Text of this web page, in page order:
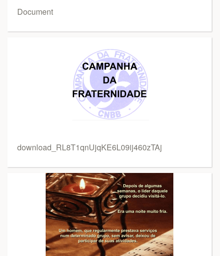
Document
download_RL8T1qnUjqKE6L09ij460zTAj